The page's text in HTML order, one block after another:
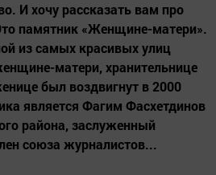
И хочу рассказать вам про
памятник «Женщине-матери».
из самых красивых улиц
матери, хранительнице
был воздвигнут в 2000
является Фагим Фасхетдинов
района, заслуженный
союза журналистов...